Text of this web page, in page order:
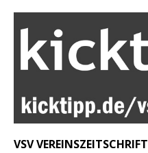
VSV VEREINSZEITSCHRIFT